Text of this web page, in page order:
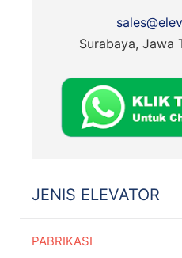
Surabaya, Jawa
JENIS ELEVATOR
PABRIKASI